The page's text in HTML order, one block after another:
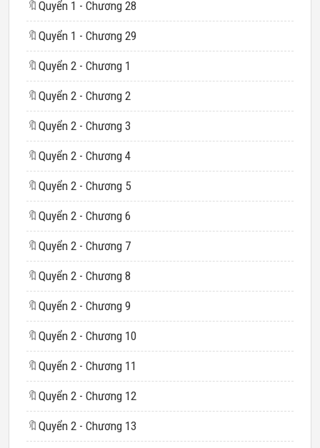
🔖 Quyển 1 - Chương 28
🔖 Quyển 1 - Chương 29
🔖 Quyển 2 - Chương 1
🔖 Quyển 2 - Chương 2
🔖 Quyển 2 - Chương 3
🔖 Quyển 2 - Chương 4
🔖 Quyển 2 - Chương 5
🔖 Quyển 2 - Chương 6
🔖 Quyển 2 - Chương 7
🔖 Quyển 2 - Chương 8
🔖 Quyển 2 - Chương 9
🔖 Quyển 2 - Chương 10
🔖 Quyển 2 - Chương 11
🔖 Quyển 2 - Chương 12
🔖 Quyển 2 - Chương 13